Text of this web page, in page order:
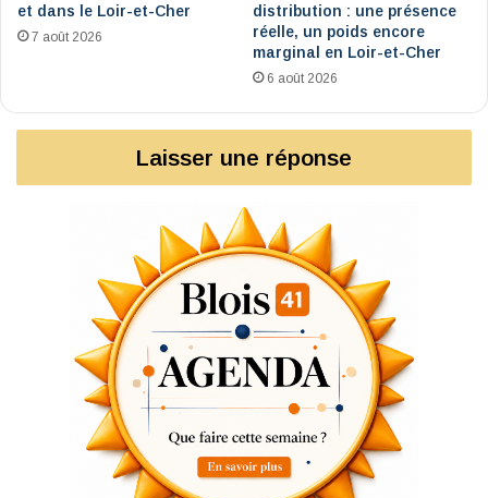
et dans le Loir-et-Cher
7 août 2026
distribution : une présence
réelle, un poids encore
marginal en Loir-et-Cher
6 août 2026
Laisser une réponse